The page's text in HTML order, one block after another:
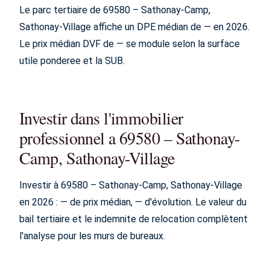
Le parc tertiaire de 69580 – Sathonay-Camp,
Sathonay-Village affiche un DPE médian de — en 2026.
Le prix médian DVF de — se module selon la surface
utile ponderee et la SUB.
Investir dans l'immobilier
professionnel a 69580 – Sathonay-
Camp, Sathonay-Village
Investir à 69580 – Sathonay-Camp, Sathonay-Village
en 2026 : — de prix médian, — d'évolution. Le valeur du
bail tertiaire et le indemnite de relocation complètent
l'analyse pour les murs de bureaux.